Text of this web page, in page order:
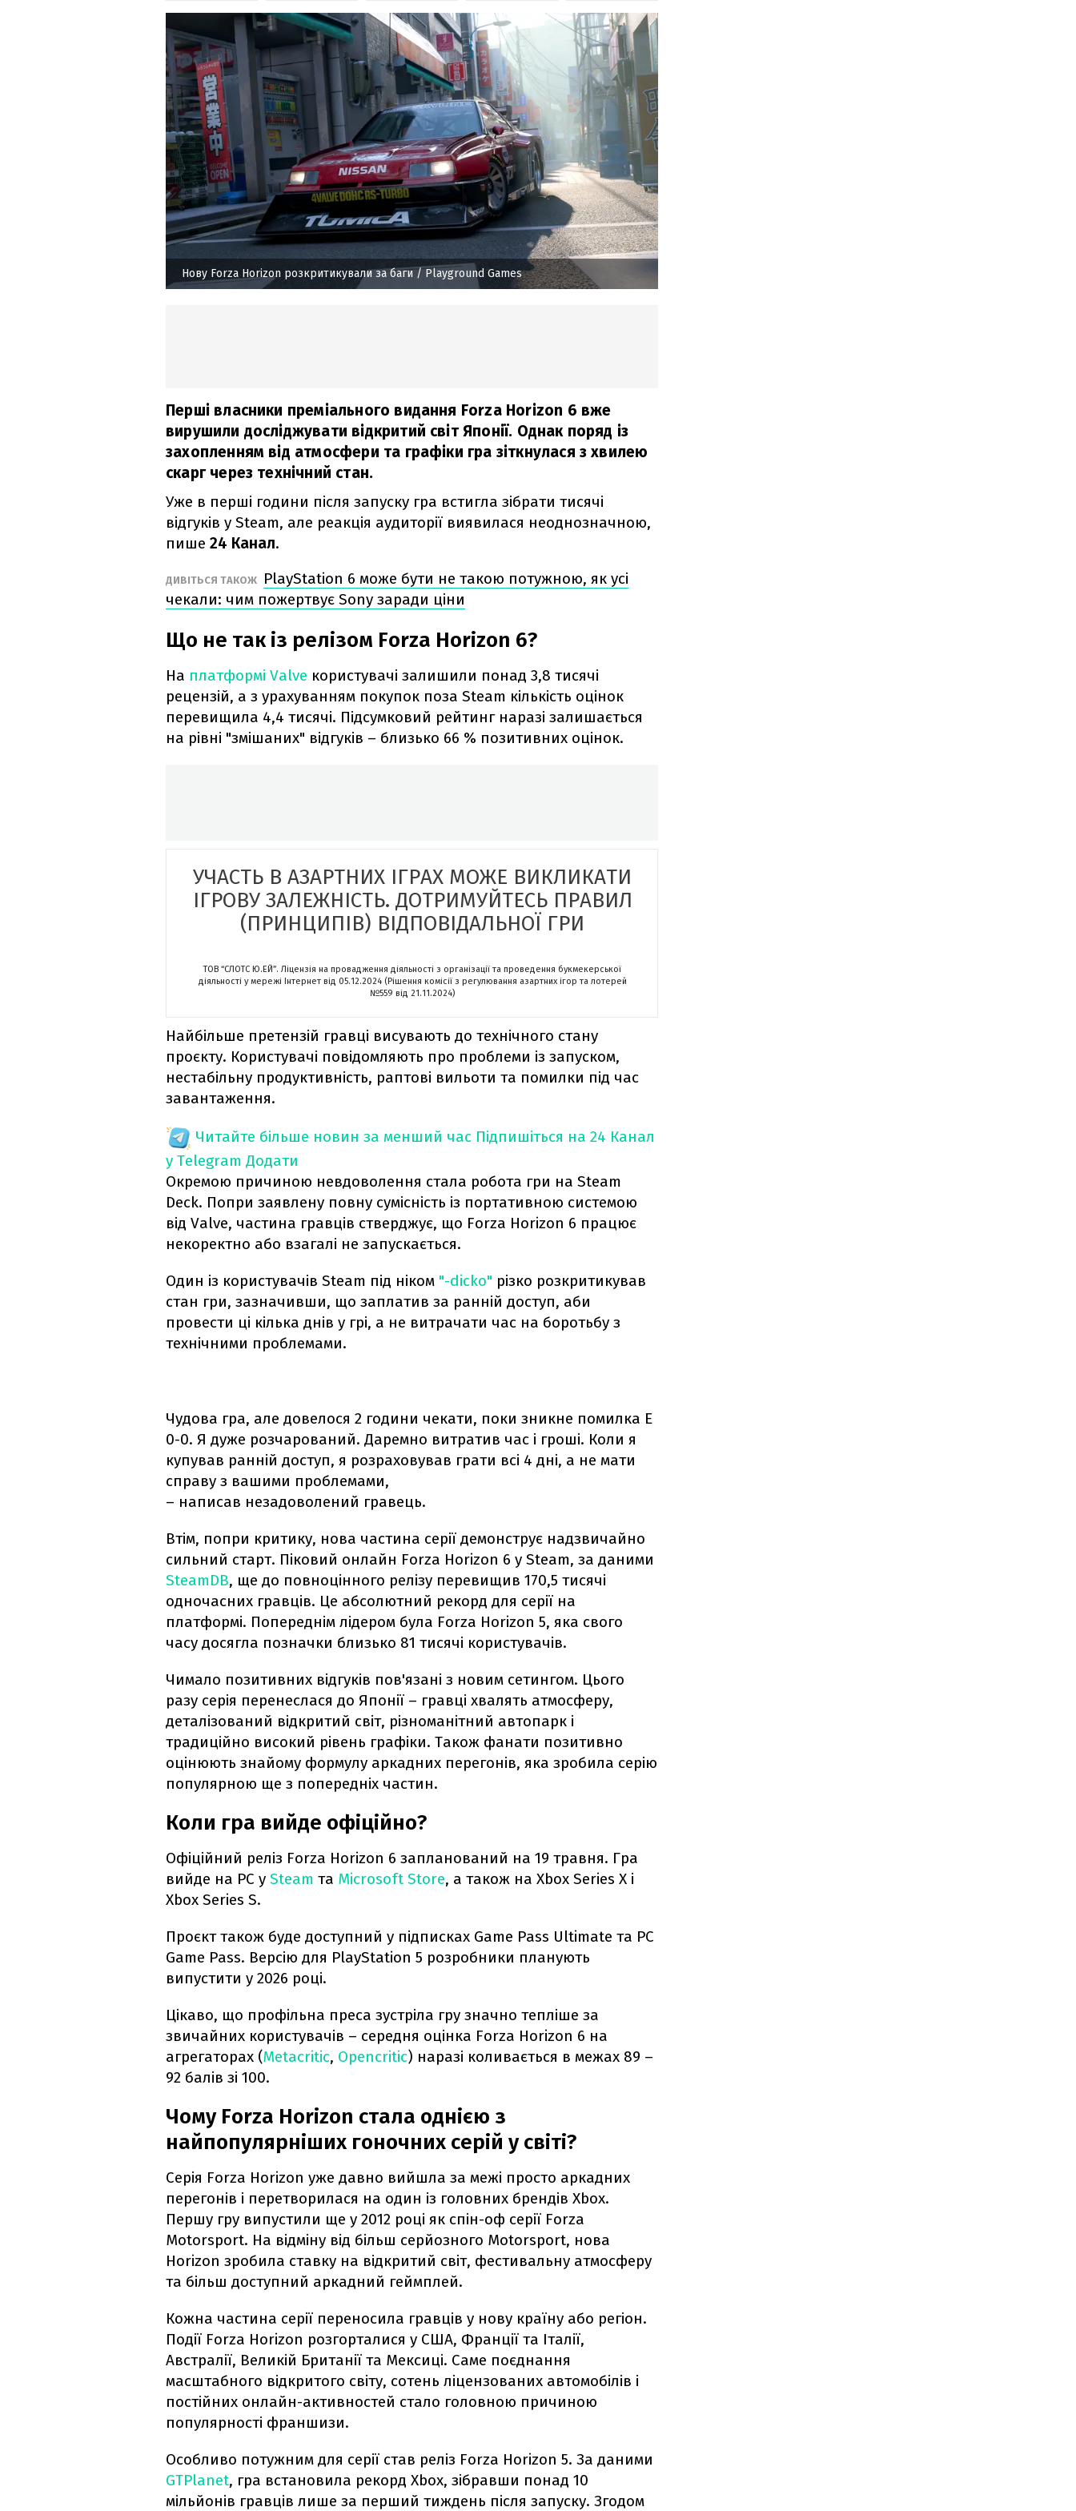
Нову Forza Horizon розкритикували за баги/ Playground Games
Перші власники преміального видання Forza Horizon 6 вже
вирушили досліджувати відкритий світ Японії. Однак поряд із
захопленням від атмосфери та графіки гра зіткнулася з хвилею
скарг через технічний стан.
Уже в перші години після запуску гра встигла зібрати тисячі
відгуків у Steam, але реакція аудиторії виявилася неоднозначною,
пише 24 Канал.
ДИВІТЬСЯ ТАКОЖ
PlayStation 6 може бути не такою потужною, як усі
чекали: чим пожертвує Sony заради ціни
Що не так із релізом Forza Horizon 6?
На платформі Valve користувачі залишили понад 3,8 тисячі
рецензій, а з урахуванням покупок поза Steam кількість оцінок
перевищила 4,4 тисячі. Підсумковий рейтинг наразі залишається
на рівні "змішаних" відгуків – близько 66 % позитивних оцінок.
УЧАСТЬ В АЗАРТНИХ ІГРАХ МОЖЕ ВИКЛИКАТИ
ІГРОВУ ЗАЛЕЖНІСТЬ. ДОТРИМУЙТЕСЬ ПРАВИЛ
(ПРИНЦИПІВ) ВІДПОВІДАЛЬНОЇ ГРИ
ТОВ “СЛОТС Ю.ЕЙ”. Ліцензія на провадження діяльності з організації та проведення букмекерської
діяльності у мережі Інтернет від 05.12.2024 (Рішення комісії з регулювання азартних ігор та лотерей
№559 від 21.11.2024)
Найбільше претензій гравці висувають до технічного стану
проєкту. Користувачі повідомляють про проблеми із запуском,
нестабільну продуктивність, раптові вильоти та помилки під час
завантаження.
Читайте більше новин за менший час Підпишіться на 24 Канал
у Telegram Додати
Окремою причиною невдоволення стала робота гри на Steam
Deck. Попри заявлену повну сумісність із портативною системою
від Valve, частина гравців стверджує, що Forza Horizon 6 працює
некоректно або взагалі не запускається.
Один із користувачів Steam під ніком "-dicko" різко розкритикував
стан гри, зазначивши, що заплатив за ранній доступ, аби
провести ці кілька днів у грі, а не витрачати час на боротьбу з
технічними проблемами.
Чудова гра, але довелося 2 години чекати, поки зникне помилка E
0-0. Я дуже розчарований. Даремно витратив час і гроші. Коли я
купував ранній доступ, я розраховував грати всі 4 дні, а не мати
справу з вашими проблемами,
– написав незадоволений гравець.
Втім, попри критику, нова частина серії демонструє надзвичайно
сильний старт. Піковий онлайн Forza Horizon 6 у Steam, за даними
SteamDB, ще до повноцінного релізу перевищив 170,5 тисячі
одночасних гравців. Це абсолютний рекорд для серії на
платформі. Попереднім лідером була Forza Horizon 5, яка свого
часу досягла позначки близько 81 тисячі користувачів.
Чимало позитивних відгуків пов'язані з новим сетингом. Цього
разу серія перенеслася до Японії – гравці хвалять атмосферу,
деталізований відкритий світ, різноманітний автопарк і
традиційно високий рівень графіки. Також фанати позитивно
оцінюють знайому формулу аркадних перегонів, яка зробила серію
популярною ще з попередніх частин.
Коли гра вийде офіційно?
Офіційний реліз Forza Horizon 6 запланований на 19 травня. Гра
вийде на PC у Steam та Microsoft Store, а також на Xbox Series X і
Xbox Series S.
Проєкт також буде доступний у підписках Game Pass Ultimate та PC
Game Pass. Версію для PlayStation 5 розробники планують
випустити у 2026 році.
Цікаво, що профільна преса зустріла гру значно тепліше за
звичайних користувачів – середня оцінка Forza Horizon 6 на
агрегаторах (Metacritic, Opencritic) наразі коливається в межах 89 –
92 балів зі 100.
Чому Forza Horizon стала однією з
найпопулярніших гоночних серій у світі?
Серія Forza Horizon уже давно вийшла за межі просто аркадних
перегонів і перетворилася на один із головних брендів Xbox.
Першу гру випустили ще у 2012 році як спін-оф серії Forza
Motorsport. На відміну від більш серйозного Motorsport, нова
Horizon зробила ставку на відкритий світ, фестивальну атмосферу
та більш доступний аркадний геймплей.
Кожна частина серії переносила гравців у нову країну або регіон.
Події Forza Horizon розгорталися у США, Франції та Італії,
Австралії, Великій Британії та Мексиці. Саме поєднання
масштабного відкритого світу, сотень ліцензованих автомобілів і
постійних онлайн-активностей стало головною причиною
популярності франшизи.
Особливо потужним для серії став реліз Forza Horizon 5. За даними
GTPlanet, гра встановила рекорд Xbox, зібравши понад 10
мільйонів гравців лише за перший тиждень після запуску. Згодом